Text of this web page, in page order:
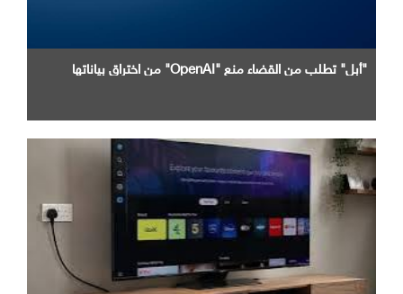
"أبل" تطلب من القضاء منع "OpenAI" من اختراق بياناتها